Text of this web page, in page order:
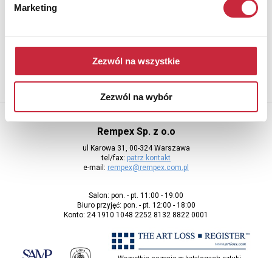
Marketing
Zezwól na wszystkie
Zezwól na wybór
Rempex Sp. z o.o
ul Karowa 31, 00-324 Warszawa
tel/fax: patrz kontakt
e-mail: rempex@rempex.com.pl
Salon: pon. - pt. 11:00 - 19:00
Biuro przyjęć: pon. - pt. 12:00 - 18:00
Konto: 24 1910 1048 2252 8132 8822 0001